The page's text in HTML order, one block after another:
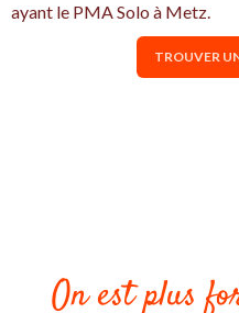
ayant le PMA Solo à Metz.
TROUVER
On est plus